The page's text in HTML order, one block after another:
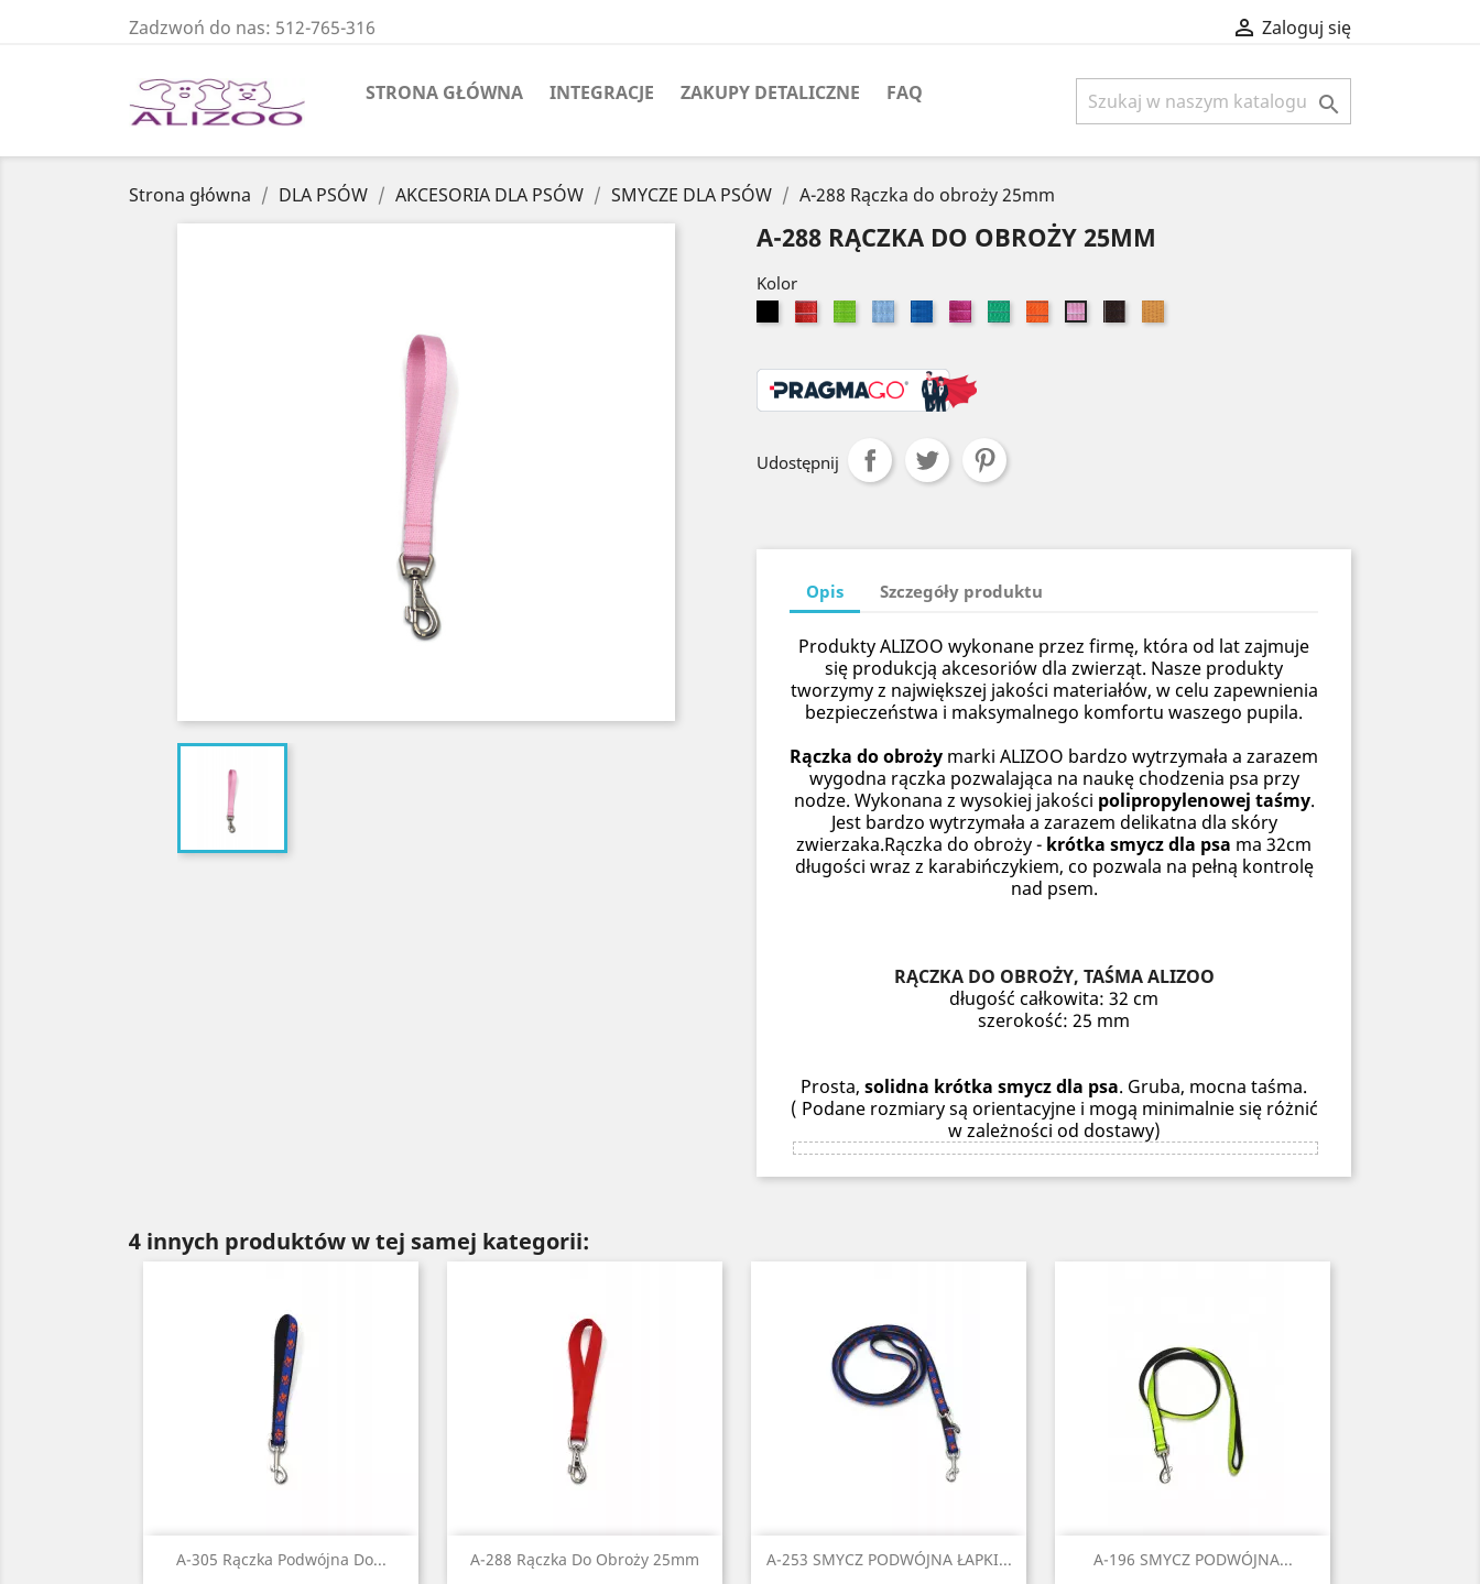
Zadzwoń do nas: 512-765-316  Zaloguj się
STRONA GŁÓWNA INTEGRACJE ZAKUPY DETALICZNE FAQ 
Strona główna DLA PSÓW AKCESORIA DLA PSÓW SMYCZE DLA PSÓW A-288 Rączka do obroży 25mm
A-288 RĄCZKA DO OBROŻY 25MM
Kolor
CzarnyCzerwonySeledynowy
BłękitnyNiebieski
RóżowyZielonyPomarańczowy
Jasny
Brązowy
Udostępnij
Opis Szczegóły produktu
Produkty ALIZOO wykonane przez firmę, która od lat zajmuje
się produkcją akcesoriów dla zwierząt. Nasze produkty
tworzymy z największej jakości materiałów, w celu zapewnienia
bezpieczeństwa i maksymalnego komfortu waszego pupila.
Rączka do obroży marki ALIZOO bardzo wytrzymała a zarazem
wygodna rączka pozwalająca na naukę chodzenia psa przy
nodze. Wykonana z wysokiej jakości polipropylenowej taśmy.
Jest bardzo wytrzymała a zarazem delikatna dla skóry
zwierzaka.Rączka do obroży - krótka smycz dla psa ma 32cm
długości wraz z karabińczykiem, co pozwala na pełną kontrolę
nad psem.
RĄCZKA DO OBROŻY, TAŚMA ALIZOO
długość całkowita: 32 cm
szerokość: 25 mm
Prosta, solidna krótka smycz dla psa. Gruba, mocna taśma.
( Podane rozmiary są orientacyjne i mogą minimalnie się różnić
w zależności od dostawy)
4 innych produktów w tej samej kategorii:
A-305 Rączka Podwójna Do...
Szybki podgląd
A-288 Rączka Do Obroży 25mm
Szybki podgląd
A-253 SMYCZ PODWÓJNA ŁAPKI...
Szybki podgląd
A-196 SMYCZ PODWÓJNA...
Szybki podgląd